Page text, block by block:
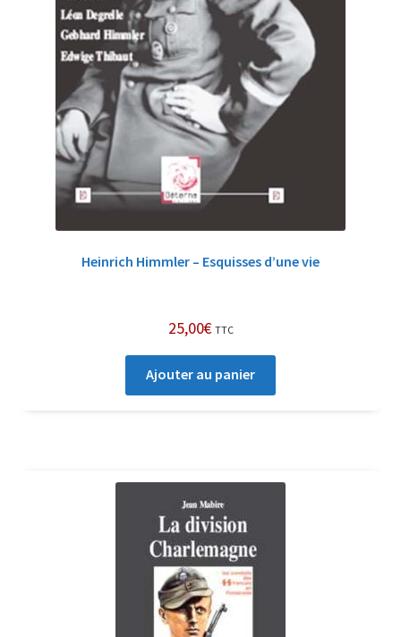
Heinrich Himmler – Esquisses d’une vie
25,00€ TTC
Ajouter au panier